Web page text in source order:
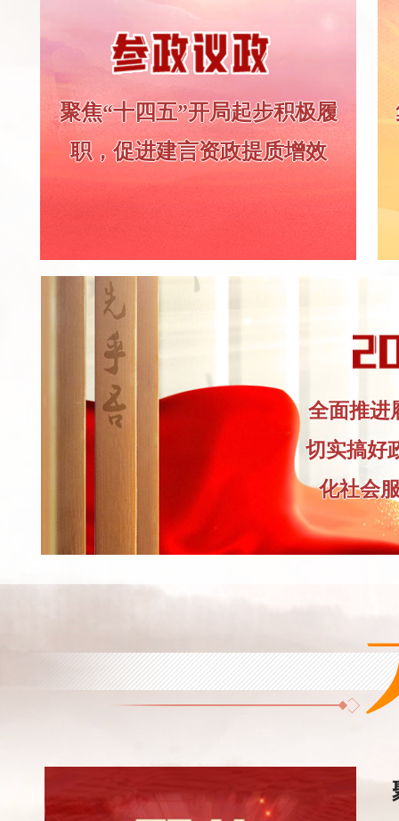
聚焦“十四五”开局起步积极履
职，促进建言资政提质增效
全面推进
切实搞好
化社会